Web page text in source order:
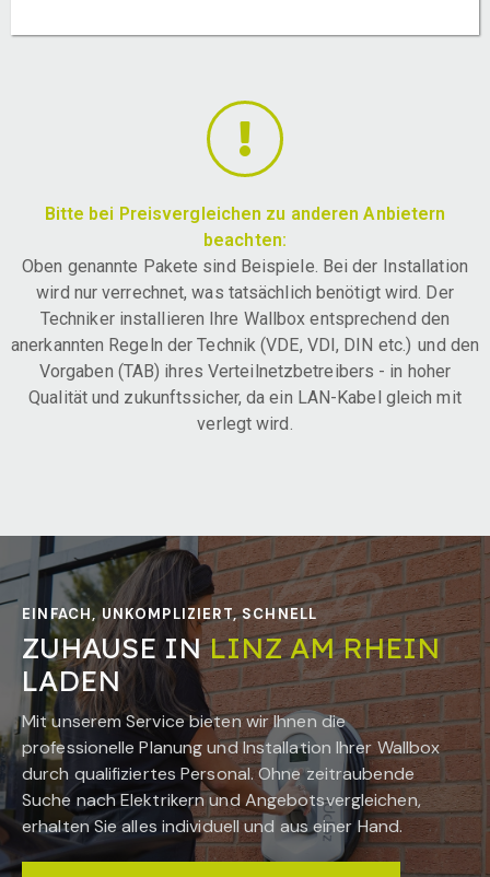
Bitte bei Preisvergleichen zu anderen Anbietern
beachten:
Oben genannte Pakete sind Beispiele. Bei der Installation
wird nur verrechnet, was tatsächlich benötigt wird. Der
Techniker installieren Ihre Wallbox entsprechend den
anerkannten Regeln der Technik (VDE, VDI, DIN etc.) und den
Vorgaben (TAB) ihres Verteilnetzbetreibers - in hoher
Qualität und zukunftssicher, da ein LAN-Kabel gleich mit
verlegt wird.
EINFACH, UNKOMPLIZIERT, SCHNELL
ZUHAUSE INLINZ AM RHEIN
LADEN
Mit unserem Service bieten wir Ihnen die
professionelle Planung und Installation Ihrer Wallbox
durch qualifiziertes Personal. Ohne zeitraubende
Suche nach Elektrikern und Angebotsvergleichen,
erhalten Sie alles individuell und aus einer Hand.